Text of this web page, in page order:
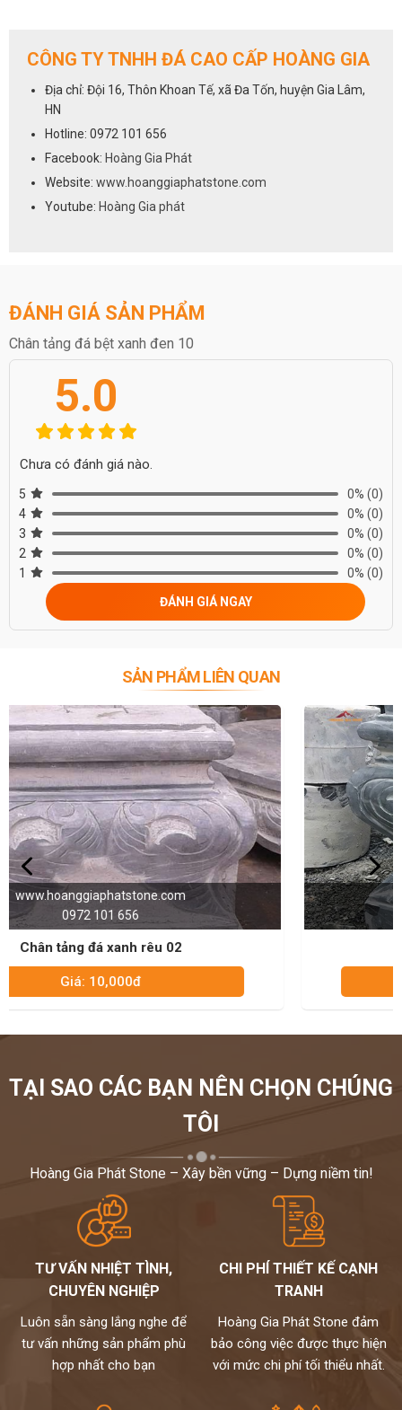
CÔNG TY TNHH ĐÁ CAO CẤP HOÀNG GIA
Địa chỉ: Đội 16, Thôn Khoan Tế, xã Đa Tốn, huyện Gia Lâm,
HN
Hotline: 0972 101 656
Facebook: Hoàng Gia Phát
Website: www.hoanggiaphatstone.com
Youtube: Hoàng Gia phát
ĐÁNH GIÁ SẢN PHẨM
Chân tảng đá bệt xanh đen 10
5.0
Chưa có đánh giá nào.
5 0% (0)
4
0% (0)
3
0% (0)
2
0% (0)
1
0% (0)
ĐÁNH GIÁ NGAY
SẢN PHẨM LIÊN QUAN
www.hoanggiaphatstone.com
0972 101 656
Chân tảng đá xanh rêu 01
TẠI SAO CÁC BẠN NÊN CHỌN CHÚNG
TÔI
Hoàng Gia Phát Stone – Xây bền vững – Dựng niềm tin!
TƯ VẤN NHIỆT TÌNH,
CHUYÊN NGHIỆP
Luôn sẵn sàng lắng nghe để
tư vấn những sản phẩm phù
hợp nhất cho bạn
CHI PHÍ THIẾT KẾ CẠNH
TRANH
Hoàng Gia Phát Stone đảm
bảo công việc được thực hiện
với mức chi phí tối thiểu nhất.